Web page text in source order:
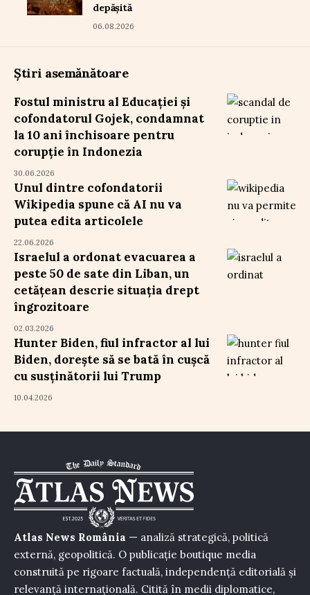
depășită
06.08.2026
Știri asemănătoare
Fostul ministru al Educației și
cofondatorul Gojek, condamnat
la 10 ani închisoare pentru
corupție în Indonezia
30.06.2026
Unul dintre cofondatorii
Wikipedia spune că AI nu va
putea edita articolele
22.06.2026
Israelul a ordonat evacuarea a
peste 50 de sate din Liban, un
cetățean descrie situația drept
îngrozitoare
02.03.2026
Hunter Biden, fiul infractor al lui
Biden, dorește să se bată în cușcă
cu susținătorii lui Trump
10.04.2026
Atlas News România — analiză strategică, politică
externă, geopolitică. O publicație boutique media
construită pe rigoare factuală, independență editorială și
relevanță internațională. Citită în medii diplomatice,